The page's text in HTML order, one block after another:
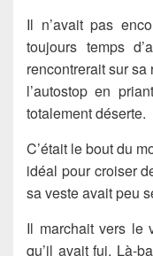
Il n’avait pas
toujours temps
rencontrerait sur sa
l’autostop en
totalement déserte.
C’était le bout du
idéal pour croiser
sa veste avait peu
Il marchait vers le
qu’il avait fui. Là-